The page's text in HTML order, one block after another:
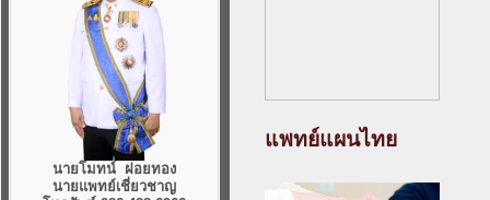
นายโมทน์ ฝอยทอง
นายแพทย์เชี่ยวชาญ
แพทย์แผนไทย